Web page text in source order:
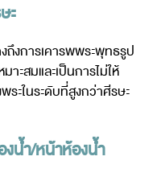
ะ
ถึงการเคารพพระพุทธรูป
าะสมและเป็นการไม่ให้
ะในระดับที่สูงกว่าศีรษะ
น้ำ/หน้าห้องน้ำ